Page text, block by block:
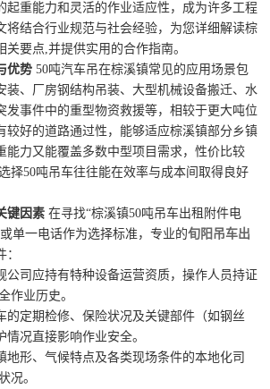
起重能力和灵活的作业适应性，成为许多工程
将结合行业规范与社会经验，为您详细解读棕
关要点,并提供实用的合作指南。
优势 50吨汽车吊在棕溪镇常见的应用场景包
装、厂房钢结构吊装、大型机械设备搬迁、水
发事件中的重型物资救援等，相较于更大吨位
较好的道路通过性，能够适应棕溪镇部分乡镇
能力又能覆盖多数中型项目需求，性价比较
择50吨吊车往往能在效率与成本间取得良好
键因素 在寻找“棕溪镇50吨吊车出租附件电
单一电话作为选择标准，专业的旬阳吊车出
公司应持有特种设备运营资质，操作人员持证
作业历史。
的定期检修、保险状况及关键部件（如钢丝
况直接影响作业安全。
地形、气候特点及各类现场条件的本地化司
况。